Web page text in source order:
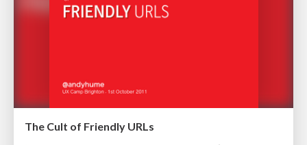
The Cult of Friendly URLs